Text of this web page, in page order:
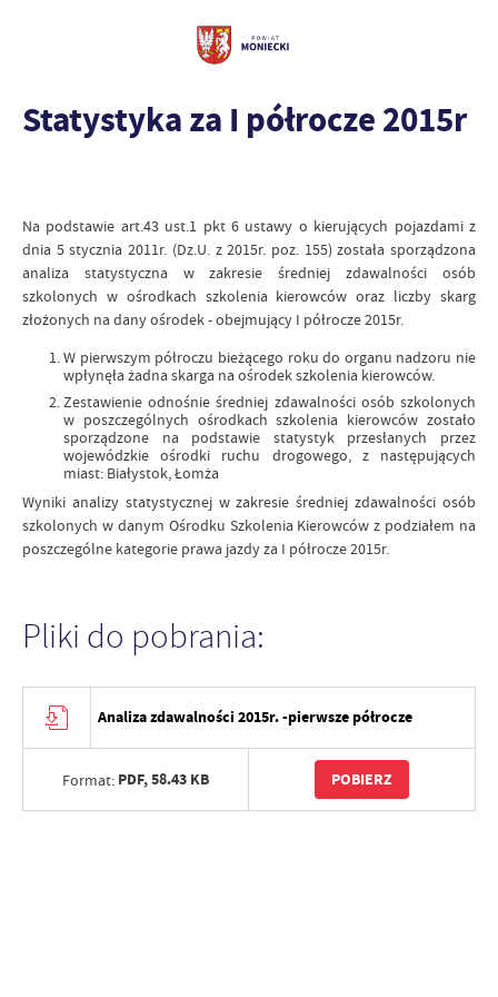
Statystyka za I półrocze 2015r
Na podstawie art.43 ust.1 pkt 6 ustawy o kierujących pojazdami z
dnia 5 stycznia 2011r. (Dz.U. z 2015r. poz. 155) została sporządzona
analiza statystyczna w zakresie średniej zdawalności osób
szkolonych w ośrodkach szkolenia kierowców oraz liczby skarg
złożonych na dany ośrodek - obejmujący I półrocze 2015r.
W pierwszym półroczu bieżącego roku do organu nadzoru nie
wpłynęła żadna skarga na ośrodek szkolenia kierowców.
Zestawienie odnośnie średniej zdawalności osób szkolonych
w poszczególnych ośrodkach szkolenia kierowców zostało
sporządzone na podstawie statystyk przesłanych przez
wojewódzkie ośrodki ruchu drogowego, z następujących
miast: Białystok, Łomża
Wyniki analizy statystycznej w zakresie średniej zdawalności osób
szkolonych w danym Ośrodku Szkolenia Kierowców z podziałem na
poszczególne kategorie prawa jazdy za I półrocze 2015r.
Pliki do pobrania:
Analiza zdawalności 2015r. -pierwsze półrocze
Format: PDF,58.43 KB POBIERZ